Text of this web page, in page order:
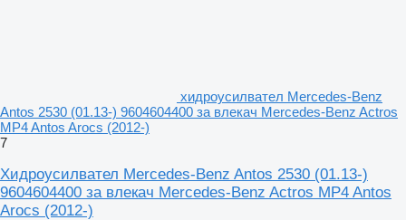
хидроусилвател Mercedes-Benz
Antos 2530 (01.13-) 9604604400 за влекач Mercedes-Benz Actros
MP4 Antos Arocs (2012-)
7
Хидроусилвател Mercedes-Benz Antos 2530 (01.13-)
9604604400 за влекач Mercedes-Benz Actros MP4 Antos
Arocs (2012-)